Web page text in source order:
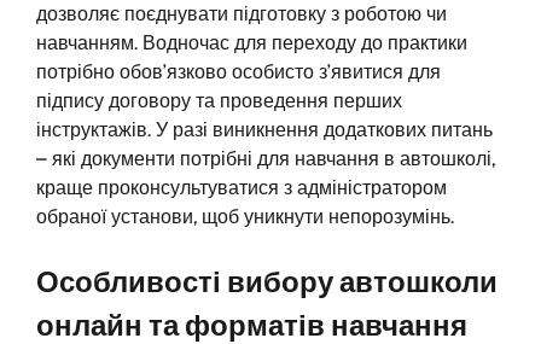
дозволяє поєднувати підготовку з роботою чи
навчанням. Водночас для переходу до практики
потрібно обов’язково особисто з’явитися для
підпису договору та проведення перших
інструктажів. У разі виникнення додаткових питань
– які документи потрібні для навчання в автошколі,
краще проконсультуватися з адміністратором
обраної установи, щоб уникнути непорозумінь.
Особливості вибору автошколи
онлайн та форматів навчання